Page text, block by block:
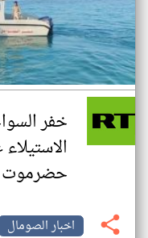
خفر
حضرموت
اخبار الصومال